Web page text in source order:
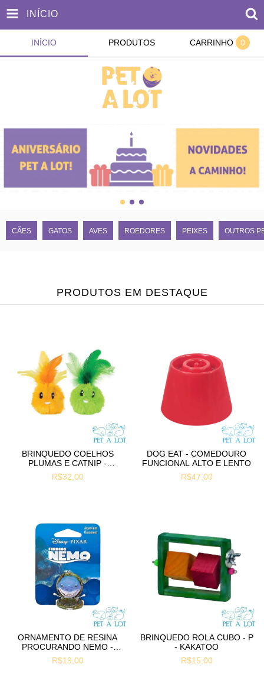
INÍCIO
INÍCIO PRODUTOS CARRINHO 0
CÃES GATOS AVES ROEDORES PEIXES OUTROS
PRODUTOS EM DESTAQUE
BRINQUEDO COELHOS
PLUMAS E CATNIP -
PETSTAGES
R$32,00
DOG EAT - COMEDOURO
FUNCIONAL ALTO E LENTO
R$47,00
ORNAMENTO DE RESINA
PROCURANDO NEMO -
BRUCE
R$19,00
BRINQUEDO ROLA CUBO - P
- KAKATOO
R$15,00